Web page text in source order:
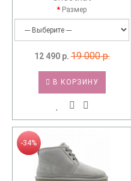
Размер
12 490 р. 19 000 р.
В КОРЗИНУ
-34%